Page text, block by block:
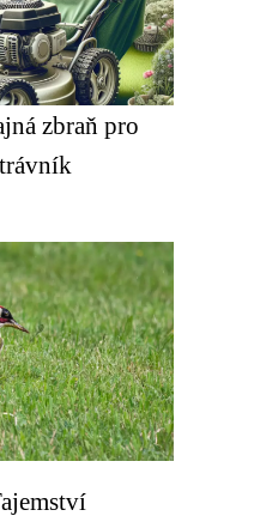
zbraň pro